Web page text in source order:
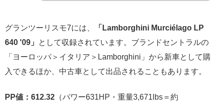
グランツーリスモ7には、
「Lamborghini Murciélago LP
640 '09」
として収録されています。ブランドセントラルの
「ヨーロッパ＞イタリア＞Lamborghini」から新車として購
入できるほか、中古車として出品されることもあります。
PP値：612.32 （パワー631HP・重量3,671lbs＝約